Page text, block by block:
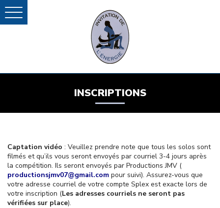
INSCRIPTIONS
Captation vidéo : Veuillez prendre note que tous les solos sont
filmés et qu’ils vous seront envoyés par courriel 3-4 jours après
la compétition. Ils seront envoyés par Productions JMV (
productionsjmv07@gmail.com pour suivi). Assurez-vous que
votre adresse courriel de votre compte Splex est exacte lors de
votre inscription (Les adresses courriels ne seront pas
vérifiées sur place).